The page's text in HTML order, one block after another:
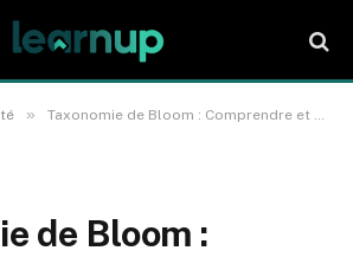
» Taxonomie de Bloom : Comprendre et utiliser les 6 niveaux pour concevoir des formations efficaces
de Bloom :